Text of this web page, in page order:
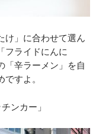
け」に合わせて選ん
フライドにんに
「辛ラーメン」を自
すよ。
ンカー」